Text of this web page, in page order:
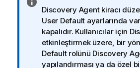
n
o
t
i
t
e
-
n
o
i
l
g
i
n
Discovery Agentkiracı
User Default ayarlarında
kapalıdır. Kullanıcılar için
etkinleştirmek üzere, bir
Defaultrolünü Discovery
yapılandırması ya da özel